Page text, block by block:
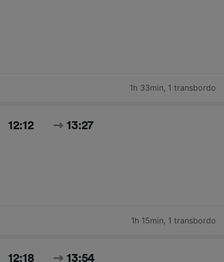
1h 33min, 1 transbordo
12:12 13:27
1h 15min, 1 transbordo
12:18 13:54